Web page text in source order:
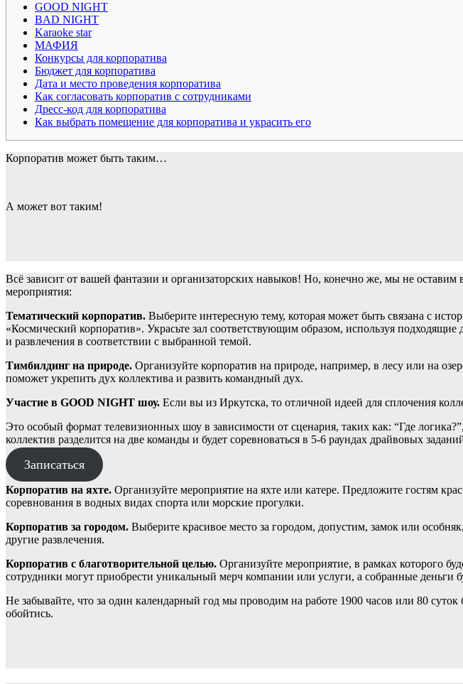
GOOD NIGHT
BAD NIGHT
Karaoke star
МАФИЯ
Конкурсы для корпоратива
Бюджет для корпоратива
Дата и место проведения корпоратива
Как согласовать корпоратив с сотрудниками
Дресс-код для корпоратива
Как выбрать помещение для корпоратива и украсить его
Корпоратив может быть таким…
А может вот таким!
Всё зависит от вашей фантазии и организаторских навыков! Но, конечно же, мы не оставим
мероприятия:
Тематический корпоратив. Выберите интересную тему, которая может быть связана с
«Космический корпоратив». Украсьте зал соответствующим образом, используя
и развлечения в соответствии с выбранной темой.
Тимбилдинг на природе. Организуйте корпоратив на природе, например, в лесу или на
поможет укрепить дух коллектива и развить командный дух.
Участие в GOOD NIGHT шоу. Если вы из Иркутска, то отличной идеей для сплочения
Это особый формат телевизионных шоу в зависимости от сценария, таких как: “Где
коллектив разделится на две команды и будет соревноваться в 5-6 раундах драйвовых
Записаться
Корпоратив на яхте. Организуйте мероприятие на яхте или катере. Предложите гостям
соревнования в водных видах спорта или морские прогулки.
Корпоратив за городом. Выберите красивое место за городом, допустим, замок или
другие развлечения.
Корпоратив с благотворительной целью. Организуйте мероприятие, в рамках которого
сотрудники могут приобрести уникальный мерч компании или услуги, а собранные деньги
Не забывайте, что за один календарный год мы проводим на работе 1900 часов или 80
обойтись.